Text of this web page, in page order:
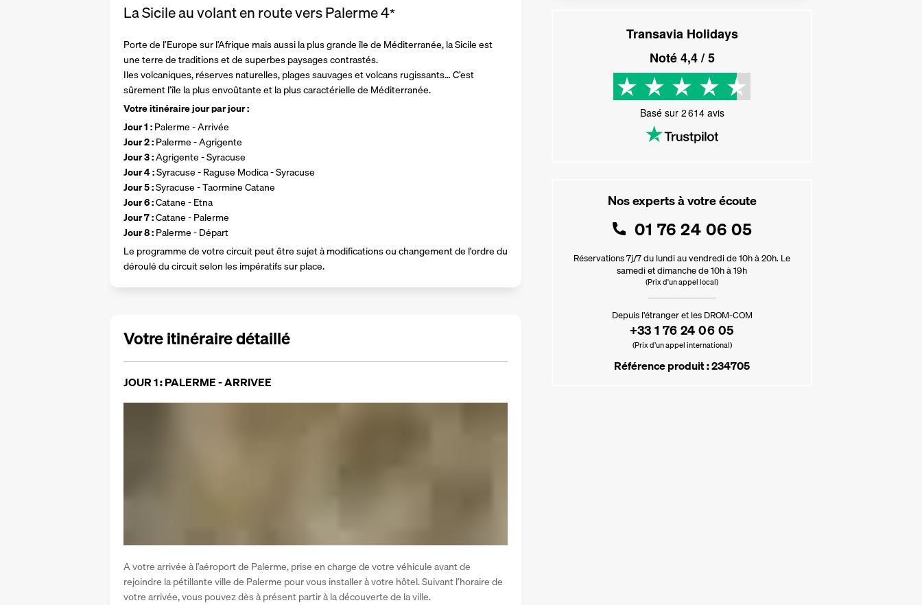
Transavia Holidays
Noté4,4/ 5
Basé sur 2 614avis
Nos experts à votre écoute
01 76 24 06 05
Réservations 7j/7 du lundi au vendredi de 10h à 20h. Le
samedi et dimanche de 10h à 19h
(Prix d'un appel local)
Depuis l’étranger et les DROM-COM
+33 1 76 24 06 05
(Prix d’un appel international)
Référence produit : 234705
La Sicile au volant en route vers Palerme4*
Porte de l’Europe sur l’Afrique mais aussi la plus grande île de Méditerranée, la Sicile est
une terre de traditions et de superbes paysages contrastés.
Iles volcaniques, réserves naturelles, plages sauvages et volcans rugissants… C’est
sûrement l’île la plus envoûtante et la plus caractérielle de Méditerranée.
Votre itinéraire jour par jour :
Jour 1 : Palerme - Arrivée
Jour 2 : Palerme - Agrigente
Jour 3 : Agrigente - Syracuse
Jour 4 : Syracuse - Raguse Modica - Syracuse
Jour 5 : Syracuse - Taormine Catane
Jour 6 : Catane - Etna
Jour 7 : Catane - Palerme
Jour 8 : Palerme - Départ
Le programme de votre circuit peut être sujet à modifications ou changement de l'ordre du
déroulé du circuit selon les impératifs sur place.
Votre itinéraire détaillé
JOUR 1 : PALERME - ARRIVEE
A votre arrivée à l’aéroport de Palerme, prise en charge de votre véhicule avant de
rejoindre la pétillante ville de Palerme pour vous installer à votre hôtel. Suivant l’horaire de
votre arrivée, vous pouvez dès à présent partir à la découverte de la ville.